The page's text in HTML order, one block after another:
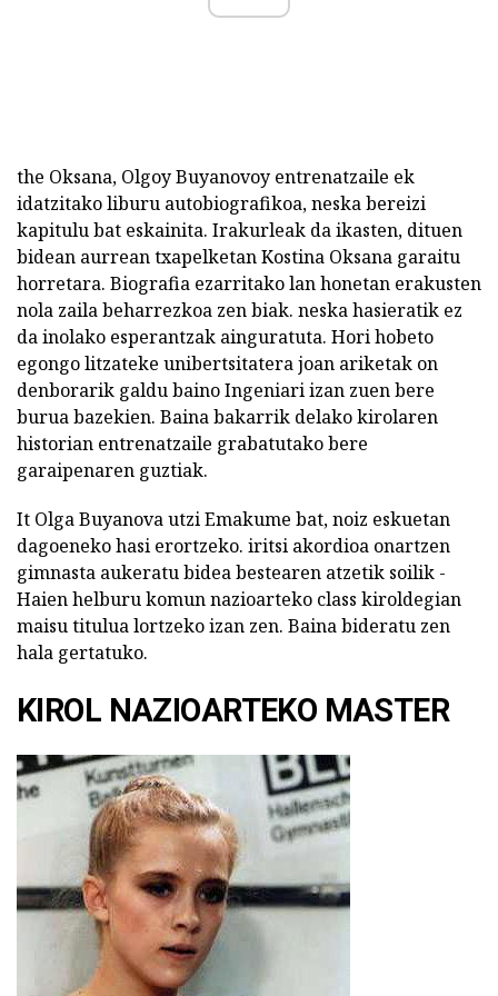
the Oksana, Olgoy Buyanovoy entrenatzaile ek
idatzitako liburu autobiografikoa, neska bereizi
kapitulu bat eskainita. Irakurleak da ikasten, dituen
bidean aurrean txapelketan Kostina Oksana garaitu
horretara. Biografia ezarritako lan honetan erakusten
nola zaila beharrezkoa zen biak. neska hasieratik ez
da inolako esperantzak ainguratuta. Hori hobeto
egongo litzateke unibertsitatera joan ariketak on
denborarik galdu baino Ingeniari izan zuen bere
burua bazekien. Baina bakarrik delako kirolaren
historian entrenatzaile grabatutako bere
garaipenaren guztiak.
It Olga Buyanova utzi Emakume bat, noiz eskuetan
dagoeneko hasi erortzeko. iritsi akordioa onartzen
gimnasta aukeratu bidea bestearen atzetik soilik -
Haien helburu komun nazioarteko class kiroldegian
maisu titulua lortzeko izan zen. Baina bideratu zen
hala gertatuko.
KIROL NAZIOARTEKO MASTER